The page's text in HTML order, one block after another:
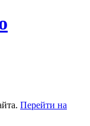
Перейти на